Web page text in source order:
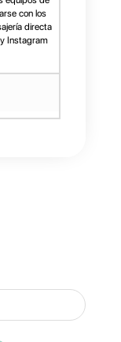
su
gestión de
posibilidad